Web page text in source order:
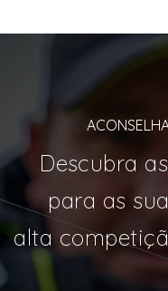
Descubra
para as
alta